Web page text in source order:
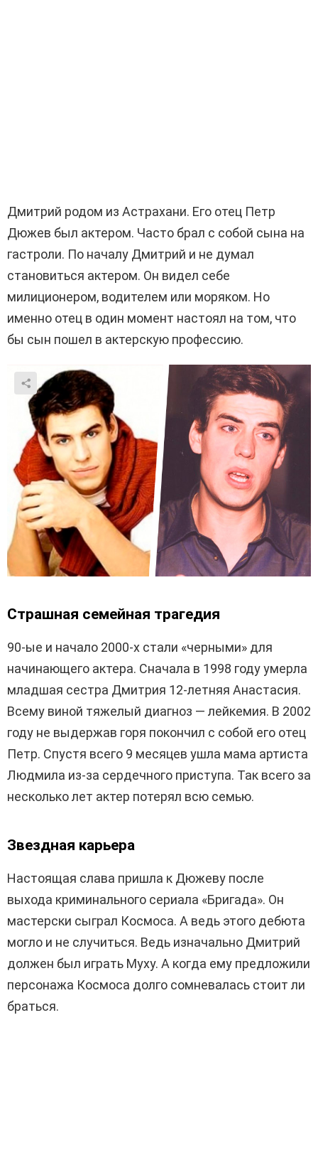
Дмитрий родом из Астрахани. Его отец Петр
Дюжев был актером. Часто брал с собой сына на
гастроли. По началу Дмитрий и не думал
становиться актером. Он видел себе
милиционером, водителем или моряком. Но
именно отец в один момент настоял на том, что
бы сын пошел в актерскую профессию.
Страшная семейная трагедия
90-ые и начало 2000-х стали «черными» для
начинающего актера. Сначала в 1998 году умерла
младшая сестра Дмитрия 12-летняя Анастасия.
Всему виной тяжелый диагноз — лейкемия. В 2002
году не выдержав горя покончил с собой его отец
Петр. Спустя всего 9 месяцев ушла мама артиста
Людмила из-за сердечного приступа. Так всего за
несколько лет актер потерял всю семью.
Звездная карьера
Настоящая слава пришла к Дюжеву после
выхода криминального сериала «Бригада». Он
мастерски сыграл Космоса. А ведь этого дебюта
могло и не случиться. Ведь изначально Дмитрий
должен был играть Муху. А когда ему предложили
персонажа Космоса долго сомневалась стоит ли
браться.